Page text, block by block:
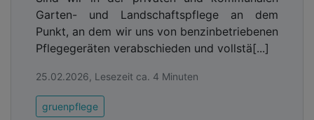
Garten- und Landschaftspflege an dem
Punkt, an dem wir uns von benzinbetriebenen
Pflegegeräten verabschieden und vollstä[...]
25.02.2026, Lesezeit ca. 4 Minuten
gruenpflege